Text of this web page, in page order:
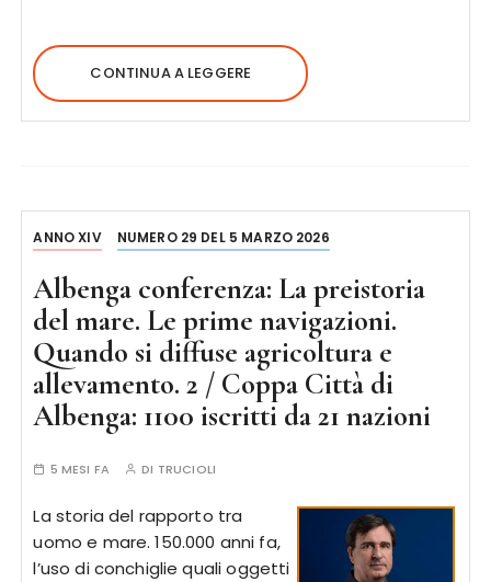
CONTINUA A LEGGERE
ANNO XIV NUMERO 29 DEL 5 MARZO 2026
Albenga conferenza: La preistoria
del mare. Le prime navigazioni.
Quando si diffuse agricoltura e
allevamento. 2 / Coppa Città di
Albenga: 1100 iscritti da 21 nazioni
5 MESI FA DI TRUCIOLI
La storia del rapporto tra
uomo e mare. 150.000 anni fa,
l’uso di conchiglie quali oggetti